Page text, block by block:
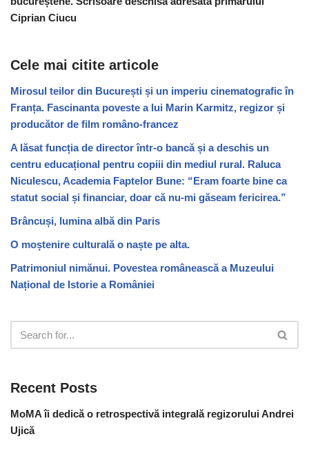
Ciprian Ciucu
Cele mai citite articole
Mirosul teilor din București și un imperiu cinematografic în
Franța. Fascinanta poveste a lui Marin Karmitz, regizor și
producător de film româno-francez
A lăsat funcția de director într-o bancă și a deschis un
centru educațional pentru copiii din mediul rural. Raluca
Niculescu, Academia Faptelor Bune: “Eram foarte bine ca
statut social și financiar, doar că nu-mi găseam fericirea.”
Brâncuși, lumina albă din Paris
O moștenire culturală o naște pe alta.
Patrimoniul nimănui. Povestea românească a Muzeului
Național de Istorie a României
Recent Posts
MoMA îi dedică o retrospectivă integrală regizorului Andrei
Ujică